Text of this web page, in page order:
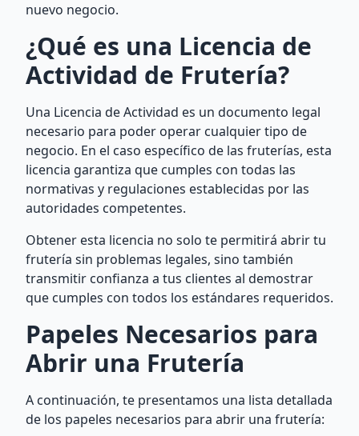
nuevo negocio.
¿Qué es una Licencia de
Actividad de Frutería?
Una Licencia de Actividad es un documento legal
necesario para poder operar cualquier tipo de
negocio. En el caso específico de las fruterías, esta
licencia garantiza que cumples con todas las
normativas y regulaciones establecidas por las
autoridades competentes.
Obtener esta licencia no solo te permitirá abrir tu
frutería sin problemas legales, sino también
transmitir confianza a tus clientes al demostrar
que cumples con todos los estándares requeridos.
Papeles Necesarios para
Abrir una Frutería
A continuación, te presentamos una lista detallada
de los papeles necesarios para abrir una frutería: